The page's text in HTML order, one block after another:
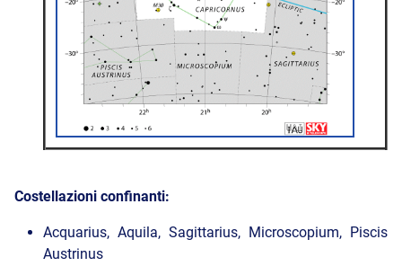
Costellazioni confinanti:
Acquarius, Aquila, Sagittarius, Microscopium, Piscis
Austrinus